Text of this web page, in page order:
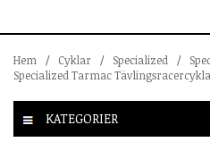
Hem / Cyklar / Specialized /
Specialized Tarmac
KATEGORIER